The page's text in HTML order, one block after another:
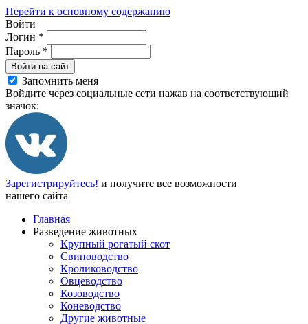
Перейти к основному содержанию
Войти
Логин *
Пароль *
Войти на сайт
Запомнить меня
Войдите через социальные сети нажав на соответствующий
значок:
Зарегистрируйтесь! и получите все возможности
нашего сайта
Главная
Разведение животных
Крупный рогатый скот
Свиноводство
Кролиководство
Овцеводство
Козоводство
Коневодство
Другие животные